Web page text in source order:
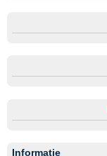
Informatie